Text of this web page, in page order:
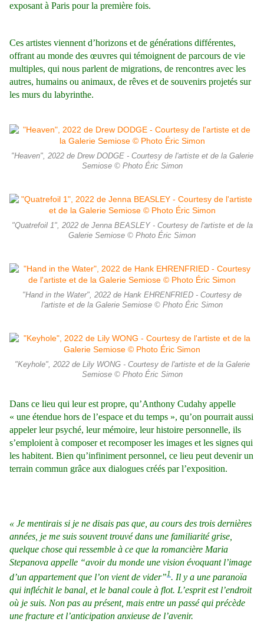
exposant à Paris pour la première fois.
Ces artistes viennent d’horizons et de générations différentes,
offrant au monde des œuvres qui témoignent de parcours de vie
multiples, qui nous parlent de migrations, de rencontres avec les
autres, humains ou animaux, de rêves et de souvenirs projetés sur
les murs du labyrinthe.
"Heaven", 2022 de Drew DODGE - Courtesy de l'artiste et de la Galerie
Semiose © Photo Éric Simon
"Quatrefoil 1", 2022 de Jenna BEASLEY - Courtesy de l'artiste et de la
Galerie Semiose © Photo Éric Simon
"Hand in the Water", 2022 de Hank EHRENFRIED - Courtesy de
l'artiste et de la Galerie Semiose © Photo Éric Simon
"Keyhole", 2022 de Lily WONG - Courtesy de l'artiste et de la Galerie
Semiose © Photo Éric Simon
Dans ce lieu qui leur est propre, qu’Anthony Cudahy appelle
« une étendue hors de l’espace et du temps », qu’on pourrait aussi
appeler leur psyché, leur mémoire, leur histoire personnelle, ils
s’emploient à composer et recomposer les images et les signes qui
les habitent. Bien qu’infiniment personnel, ce lieu peut devenir un
terrain commun grâce aux dialogues créés par l’exposition.
« Je mentirais si je ne disais pas que, au cours des trois dernières
années, je me suis souvent trouvé dans une familiarité grise,
quelque chose qui ressemble à ce que la romancière Maria
Stepanova appelle “avoir du monde une vision évoquant l’image
d’un appartement que l’on vient de vider”1. Il y a une paranoïa
qui infléchit le banal, et le banal coule à flot. L’esprit est l’endroit
où je suis. Non pas au présent, mais entre un passé qui précède
une fracture et l’anticipation anxieuse de l’avenir.